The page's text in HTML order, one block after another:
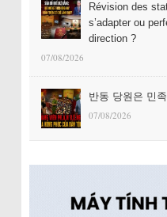
Révision des
s’adapter ou
direction ?
07/08/2026
반동 당원은 민
07/08/2026